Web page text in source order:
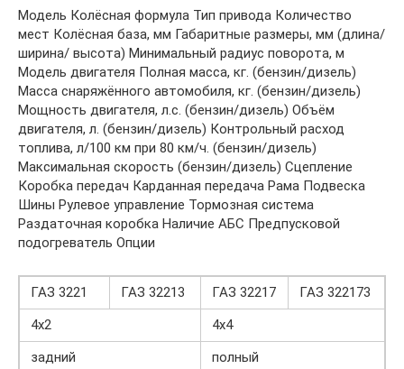
Модель Колёсная формула Тип привода Количество
мест Колёсная база, мм Габаритные размеры, мм (длина/
ширина/ высота) Минимальный радиус поворота, м
Модель двигателя Полная масса, кг. (бензин/дизель)
Масса снаряжённого автомобиля, кг. (бензин/дизель)
Мощность двигателя, л.с. (бензин/дизель) Объём
двигателя, л. (бензин/дизель) Контрольный расход
топлива, л/100 км при 80 км/ч. (бензин/дизель)
Максимальная скорость (бензин/дизель) Сцепление
Коробка передач Карданная передача Рама Подвеска
Шины Рулевое управление Тормозная система
Раздаточная коробка Наличие АБС Предпусковой
подогреватель Опции
ГАЗ 3221 ГАЗ 32213 ГАЗ 32217
ГАЗ 322173
4х2
4х4
задний
полный